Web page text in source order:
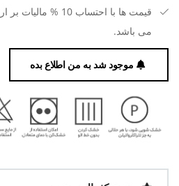
قیمت ها با احتساب 10 %
می باشد.
موجود شد به من اطلاع بده